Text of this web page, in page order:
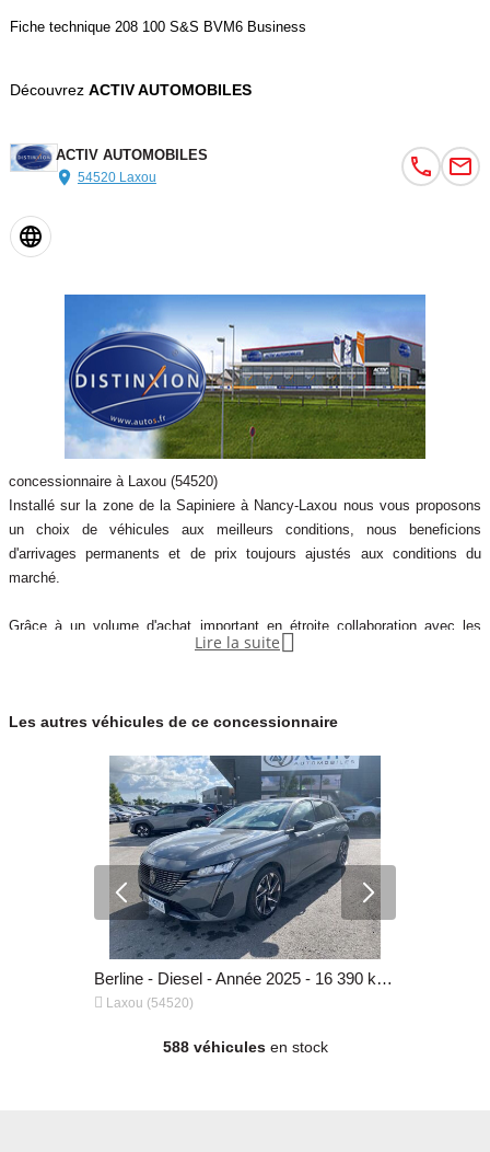
Volant réglable en profondeur et hauteur
Couleur
Gris artense
Puissance réelle
102
Fiche technique 208 100 S&S BVM6 Business
Découvrez ACTIV AUTOMOBILES
ACTIV AUTOMOBILES
54520 Laxou
concessionnaire à Laxou (54520)
Installé sur la zone de la Sapiniere à Nancy-Laxou nous vous proposons
un choix de véhicules aux meilleurs conditions, nous beneficions
d'arrivages permanents et de prix toujours ajustés aux conditions du
marché.
Grâce à un volume d'achat important en étroite collaboration avec les
distributeurs automobiles de la communauté européenne nous vous
Etre accueilli et cons
Lire la suite 
Les autres véhicules de ce concessionnaire
Berline - Diesel - Année 2025 - 16 390 km, 22 980 €
 Laxou (54520)
588 véhiculesen stock